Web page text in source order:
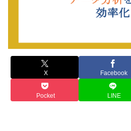
X Facebook
Pocket LINE